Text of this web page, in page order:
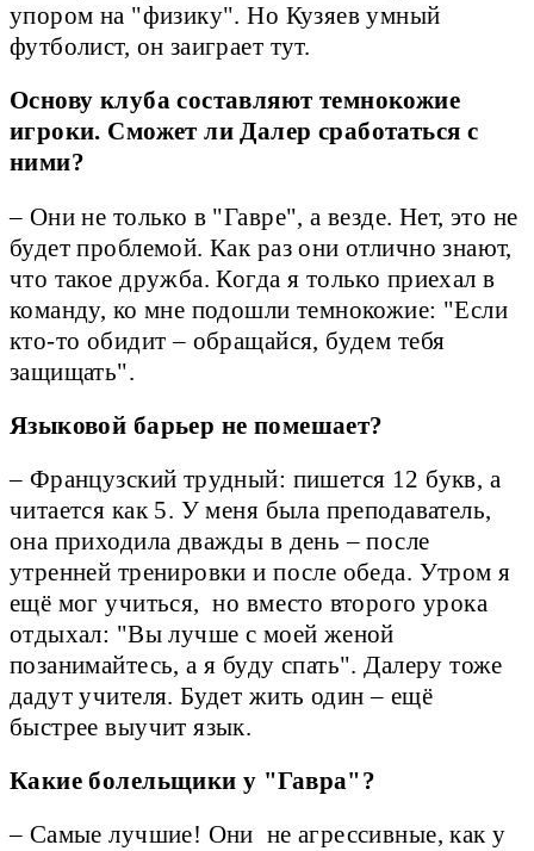
упором на "физику". Но Кузяев умный
футболист, он заиграет тут.
Основу клуба составляют темнокожие
игроки. Сможет ли Далер сработаться с
ними?
– Они не только в "Гавре", а везде. Нет, это не
будет проблемой. Как раз они отлично знают,
что такое дружба. Когда я только приехал в
команду, ко мне подошли темнокожие: "Если
кто-то обидит – обращайся, будем тебя
защищать".
Языковой барьер не помешает?
– Французский трудный: пишется 12 букв, а
читается как 5. У меня была преподаватель,
она приходила дважды в день – после
утренней тренировки и после обеда. Утром я
ещё мог учиться, но вместо второго урока
отдыхал: "Вы лучше с моей женой
позанимайтесь, а я буду спать". Далеру тоже
дадут учителя. Будет жить один – ещё
быстрее выучит язык.
Какие болельщики у "Гавра"?
– Самые лучшие! Они не агрессивные, как у